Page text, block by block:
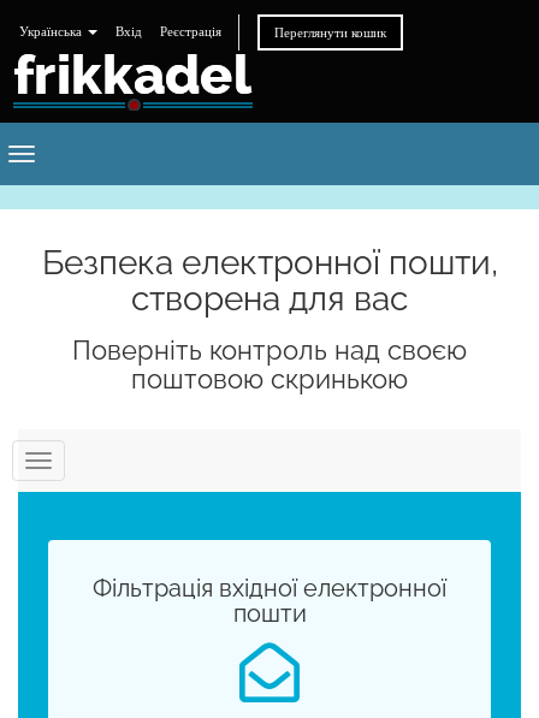
Українська Вхід Реєстрація Переглянути кошик
Toggle
navigation
Безпека електронної пошти,
створена для вас
Поверніть контроль над своєю
поштовою скринькою
Переключити
навігацію
Фільтрація вхідної електронної
пошти